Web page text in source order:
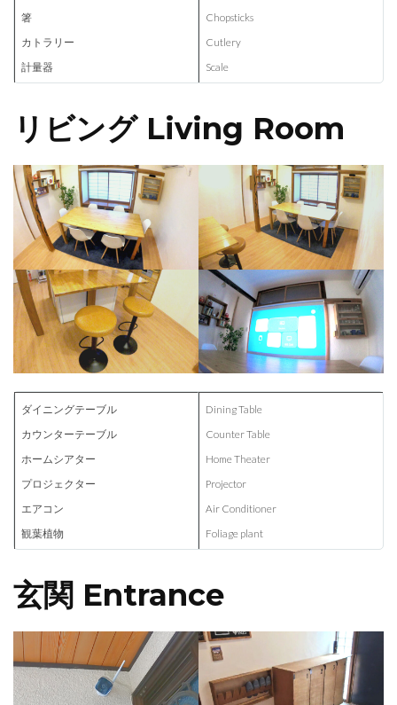
箸
カトラリー
計量器
Chopsticks
Cutlery
Scale
リビング Living Room
ダイニングテーブル
カウンターテーブル
ホームシアター
プロジェクター
エアコン
観葉植物
Dining Table
Counter Table
Home Theater
Projector
Air Conditioner
Foliage plant
玄関 Entrance